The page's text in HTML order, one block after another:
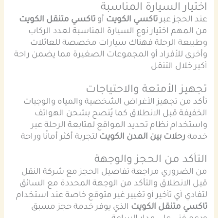
اختيار السيارة المناسبة
عند الحجز عبرتاكسي الكويت أوتاكسي متنقل الكويت
من المهم اختيار نوع السيارة المناسبة لعدد الركاب
وطبيعة الرحلة فهناك سيارات مخصصة للعائلات
وأخرى للأفراد أو المجموعات الصغيرة مما يضمن راحة
أكبر خلال التنقل
تجهيز الأمتعة والاحتياجات
تأكد من تجهيز الأغراض الشخصية والمياه والوجبات
الخفيفة قبل الانطلاق كما يُنصح بشحن الهواتف
واستخدام نظام تحديد المواقع لمتابعة الرحلة عبر
خدمة رحلات بين المدن الكويت لتجربة أكثر أمانًا وراحة
التأكد من الحجز والوجهة
من الضروري مراجعة تفاصيل الحجز مع شركة النقل
قبل الانطلاق والتأكد من الوجهة المحددة مع السائق
لتفادي أي تأخير أو تغيير غير متوقع خاصة عند استخدام
تاكسي متنقل الكويت الذي يوفر خدمة حجز مسبق